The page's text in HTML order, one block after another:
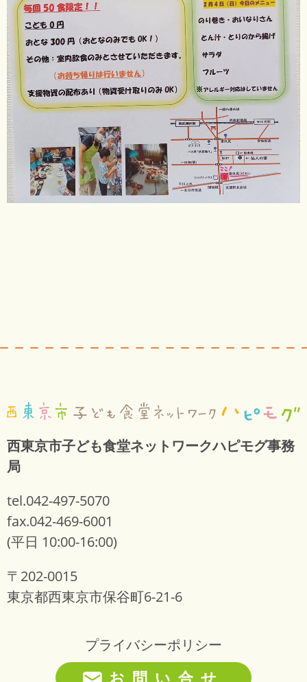
西東京市子ども食堂ネットワークハピモグ事務
局
tel.042-497-5070
fax.042-469-6001
(平日 10:00-16:00)
〒202-0015
東京都西東京市保谷町6-21-6
プライバシーポリシー
お問い合せ